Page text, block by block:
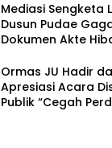
Mediasi Sengketa
Dusun Pudae
Dokumen Akte
Pemalsuan
Ormas JU Hadir
Apresiasi Acara
Publik “Cegah